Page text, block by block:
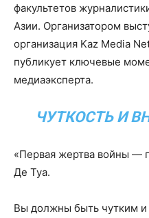
факультетов
Азии. Организатором
организация Kaz Media
публикует ключевые
медиаэксперта.
ЧУТКОСТЬ И
«Первая жертва войны —
Де Туа.
Вы должны быть чутким